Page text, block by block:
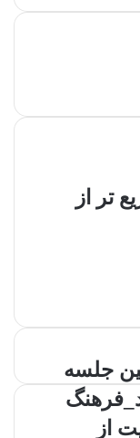
تر از
جلسه
از